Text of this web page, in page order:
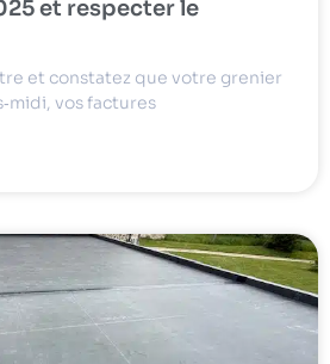
et respecter le
et constatez que votre grenier
vos factures